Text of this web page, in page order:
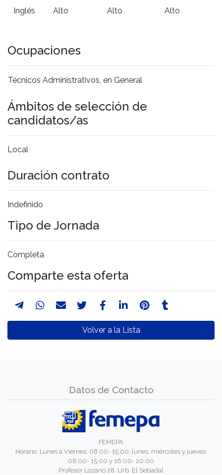
Inglés Alto Alto Alto
Ocupaciones
Técnicos Administrativos, en General
Ámbitos de selección de
candidatos/as
Local
Duración contrato
Indefinido
Tipo de Jornada
Completa
Comparte esta oferta
Volver a la Lista
Datos de Contacto
FEMEPA
Horario: Lunes a Viernes: 08:00- 15:00; lunes, miércoles y jueves:
08:00- 15:00 y 16:00- 20:00
Profesor Lozano 28. Urb. El Sebadal